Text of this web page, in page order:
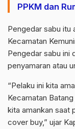
PPKM dan
Pengedar sabu itu
Kecamatan
Pengedar sabu ini
penyamaran atau
“Pelaku ini kita
Kecamatan
kita amankan saat
cover buy,” ujar